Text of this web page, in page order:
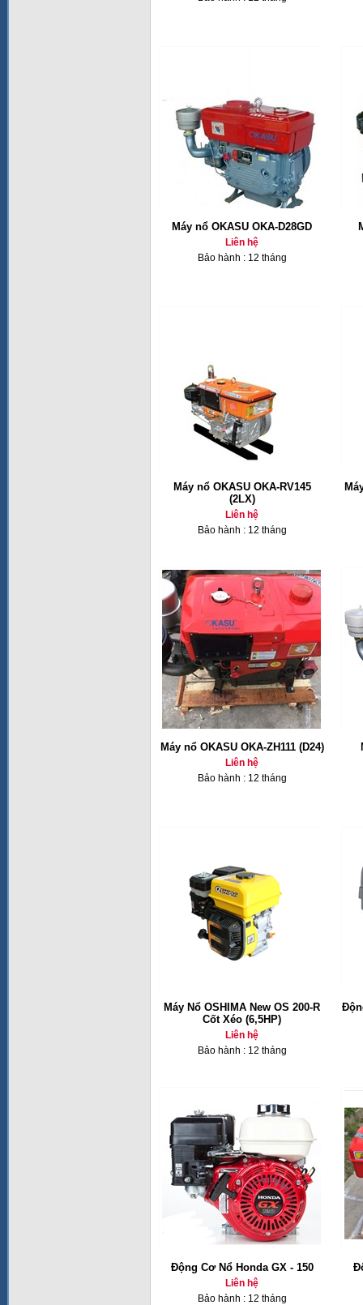
Máy nổ OKASU OKA-D28GD
Liên hệ
Bảo hành : 12 tháng
Máy nổ OKASU OKA-RV145
(2LX)
Liên hệ
Bảo hành : 12 tháng
Máy nổ OKASU OKA-ZH111 (D24)
Liên hệ
Bảo hành : 12 tháng
Máy Nổ OSHIMA New OS 200-R
Cốt Xéo (6,5HP)
Liên hệ
Bảo hành : 12 tháng
Động Cơ Nổ Honda GX - 150
Liên hệ
Bảo hành : 12 tháng